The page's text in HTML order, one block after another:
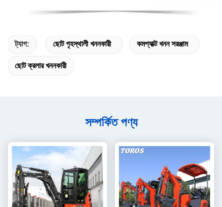
ট্যাগ: ছোট গৃহস্থালী খননকারী কমপ্যাক্ট খনন সরঞ্জাম
ছোট ক্রলার খননকারী
সম্পর্কিত পণ্য